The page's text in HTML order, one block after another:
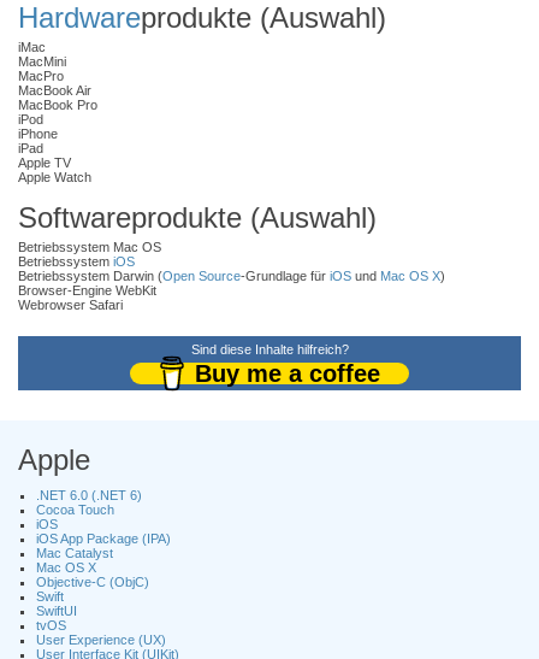
Hardwareprodukte (Auswahl)
iMac
MacMini
MacPro
MacBook Air
MacBook Pro
iPod
iPhone
iPad
Apple TV
Apple Watch
Softwareprodukte (Auswahl)
Betriebssystem Mac OS
Betriebssystem iOS
Betriebssystem Darwin (Open Source-Grundlage für iOS und Mac OS X)
Browser-Engine WebKit
Webrowser Safari
Sind diese Inhalte hilfreich?
Buy me a coffee
Apple
.NET 6.0 (.NET 6)
Cocoa Touch
iOS
iOS App Package (IPA)
Mac Catalyst
Mac OS X
Objective-C (ObjC)
Swift
SwiftUI
tvOS
User Experience (UX)
User Interface Kit (UIKit)